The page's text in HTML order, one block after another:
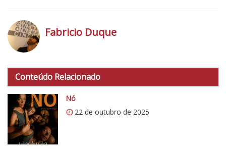
t
p
/
/
Fabricio Duque
Conteúdo Relacionado
Nó
22 de outubro de 2025